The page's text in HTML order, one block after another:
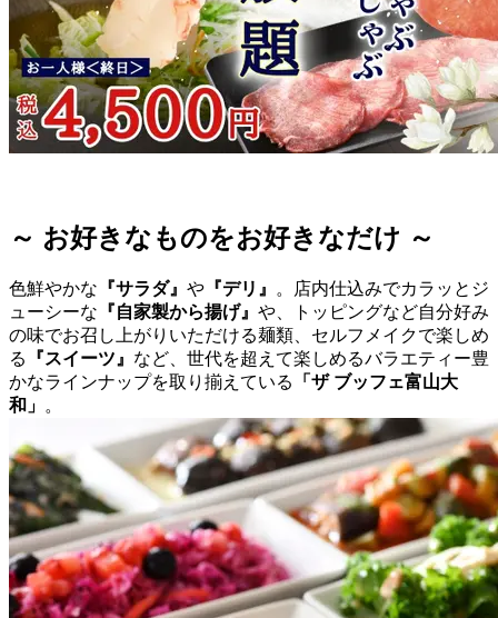
～ お好きなものをお好きなだけ ～
色鮮やかな 『サラダ』 や 『デリ』
。店内仕込みでカラッとジ
ューシーな 『自家製から揚げ』 や、トッピングなど自分好み
の味でお召し上がりいただける麺類、セルフメイクで楽しめ
る
『スイーツ』 など、世代を超えて楽しめるバラエティー豊
かなラインナップを取り揃えている
「ザ ブッフェ富山大
和」 。